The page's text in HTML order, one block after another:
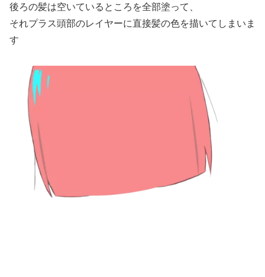
後ろの髪は空いているところを全部塗って、
それプラス頭部のレイヤーに直接髪の色を描いてしまいま
す